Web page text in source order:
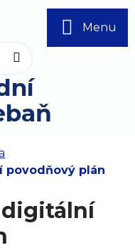
Hledat
Menu
povodňový plán
digitální